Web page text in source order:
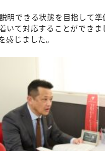
明できる状態を目指して
いて対応することができ
じました。